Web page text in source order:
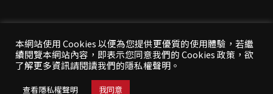
© 2026 年聯經出版：思考，連結過去與未來
All Rights Reserved | 本站台資料為版權所有，非經同
意請勿作任何形式之轉載使用
本網站使用 Cookies 以便為您提供更優質的使用體驗，若繼
續閱覽本網站內容，即表示您同意我們的 Cookies 政策，欲
了解更多資訊請閱讀我們的隱私權聲明。
查看隱私權聲明 我同意